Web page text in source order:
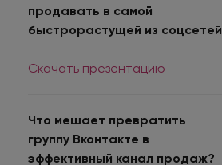
продавать в самой
быстрорастущей из соцсетей
Скачать презентацию
Что мешает превратить
группу Вконтакте в
эффективный канал продаж?